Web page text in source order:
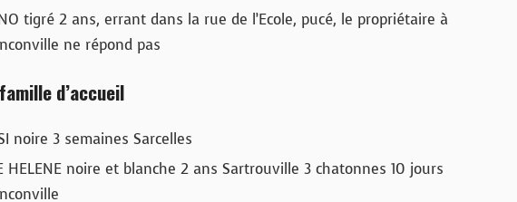
tigré 2 ans, errant dans la rue de l’Ecole, pucé, le propriétaire à
ne répond pas
d’accueil
noire 3 semaines Sarcelles
HELENE noire et blanche 2 ans Sartrouville 3 chatonnes 10 jours